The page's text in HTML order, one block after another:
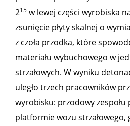
215 w lewej części wyrobiska
zsunięcie płyty skalnej o
z czoła przodka, które
materiału wybuchowego w
strzałowych. W wyniku
uległo trzech pracowników
wyrobisku: przodowy zespołu
platformie wozu